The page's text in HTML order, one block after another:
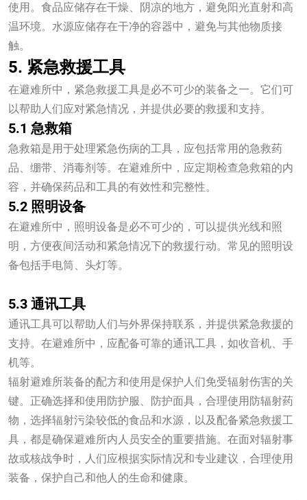
使用。食品应储存在干燥、阴凉的地方，避免阳光直射和高
温环境。水源应储存在干净的容器中，避免与其他物质接
触。
5. 紧急救援工具
在避难所中，紧急救援工具是必不可少的装备之一。它们可
以帮助人们应对紧急情况，并提供必要的救援和支持。
5.1 急救箱
急救箱是用于处理紧急伤病的工具，应包括常用的急救药
品、绷带、消毒剂等。在避难所中，应定期检查急救箱的内
容，并确保药品和工具的有效性和完整性。
5.2 照明设备
在避难所中，照明设备是必不可少的，可以提供光线和照
明，方便夜间活动和紧急情况下的救援行动。常见的照明设
备包括手电筒、头灯等。
5.3 通讯工具
通讯工具可以帮助人们与外界保持联系，并提供紧急救援的
支持。在避难所中，应配备可靠的通讯工具，如收音机、手
机等。
辐射避难所装备的配方和使用是保护人们免受辐射伤害的关
键。正确选择和使用防护服、防护面具，合理使用防辐射药
物，选择辐射污染较低的食品和水源，以及配备紧急救援工
具，都是确保避难所内人员安全的重要措施。在面对辐射事
故或核战争时，人们应根据实际情况和专业建议，合理使用
装备，保护自己和他人的生命和健康。